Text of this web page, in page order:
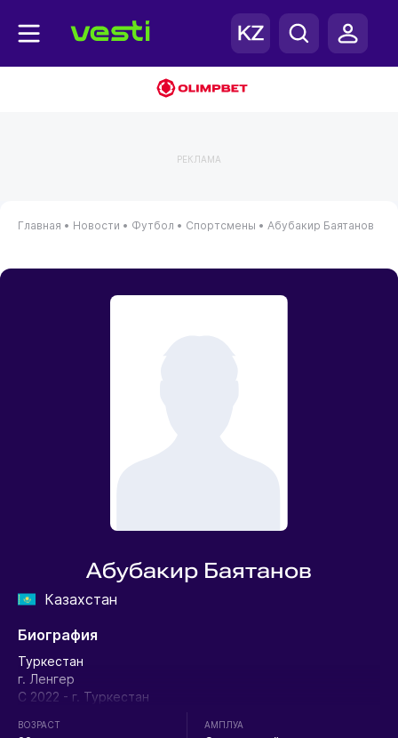
РЕКЛАМА
Главная • Новости • Футбол • Спортсмены • Абубакир Баятанов
Абубакир Баятанов
Казахстан
Биография
Туркестан
г. Ленгер
С 2022 - г. Туркестан
ВОЗРАСТ АМПЛУА